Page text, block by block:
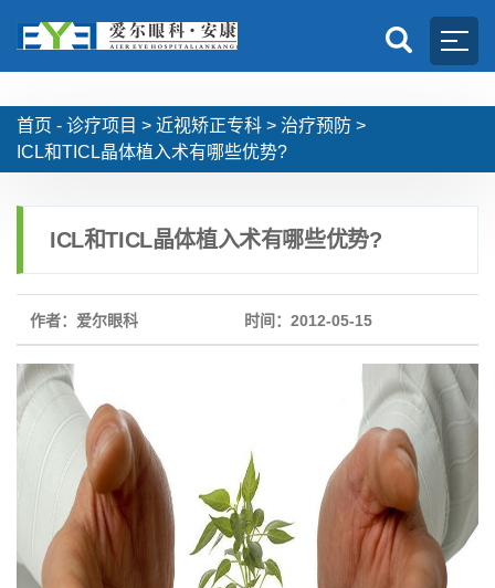
首页 - 诊疗项目 > 近视矫正专科 > 治疗预防 >
ICL和TICL晶体植入术有哪些优势?
ICL和TICL晶体植入术有哪些优势?
作者：爱尔眼科 时间：2012-05-15